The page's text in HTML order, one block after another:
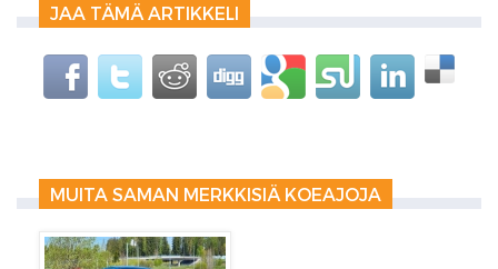
JAA TÄMÄ ARTIKKELI
MUITA SAMAN MERKKISIÄ KOEAJOJA